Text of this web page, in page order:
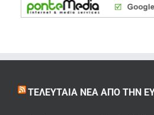
ΤΕΛΕΥΤΑΊΑ ΝΈΑ ΑΠΌ ΤΗΝ